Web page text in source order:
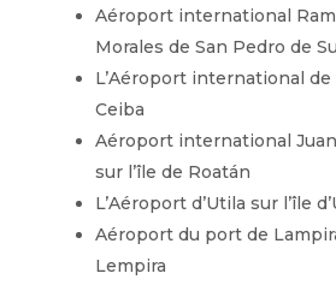
Aéroport international
Morales de San Pedro de
L’Aéroport international de
Ceiba
Aéroport international
sur l’île de Roatán
L’Aéroport d’Utila sur l’île
Aéroport du port de
Lempira